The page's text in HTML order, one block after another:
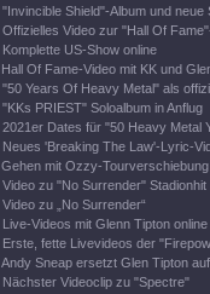
"Invincible Shield"-Album und neue
Offizielles Video zur "Hall Of
Komplette US-Show online
Hall Of Fame-Video mit KK und
"50 Years Of Heavy Metal" als
"KKs PRIEST" Soloalbum in Anflug
2021er Dates für "50 Heavy Metal
Neues 'Breaking The Law'-Lyric-
Gehen mit Ozzy-
Video zu "No Surrender" Stadionhit
Video zu „No Surrender“
Live-Videos mit Glenn Tipton online
Erste, fette Livevideos der
Andy Sneap ersetzt Glen Tipton
Nächster Videoclip zu "Spectre"